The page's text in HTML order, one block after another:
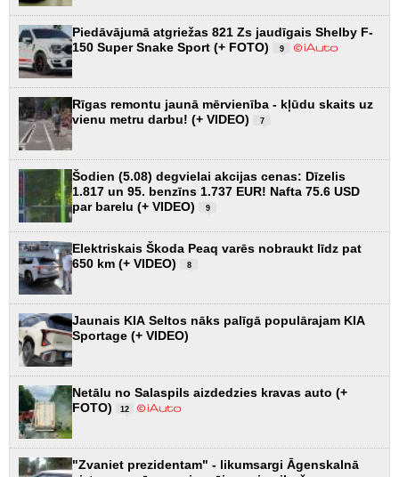
Piedāvājumā atgriežas 821 Zs jaudīgais Shelby F-
150 Super Snake Sport (+ FOTO)
9
Rīgas remontu jaunā mērvienība - kļūdu skaits uz
vienu metru darbu! (+ VIDEO)
7
Šodien (5.08) degvielai akcijas cenas: Dīzelis
1.817 un 95. benzīns 1.737 EUR! Nafta 75.6 USD
par barelu (+ VIDEO)
9
Elektriskais Škoda Peaq varēs nobraukt līdz pat
650 km (+ VIDEO)
8
Jaunais KIA Seltos nāks palīgā populārajam KIA
Sportage (+ VIDEO)
Netālu no Salaspils aizdedzies kravas auto (+
FOTO)
12
"Zvaniet prezidentam" - likumsargi Āgenskalnā